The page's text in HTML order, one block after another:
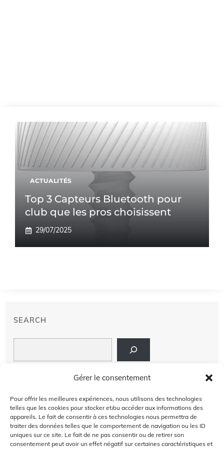
Gérer le consentement
Pour offrir les meilleures expériences, nous utilisons des technologies
telles que les cookies pour stocker et/ou accéder aux informations des
appareils. Le fait de consentir à ces technologies nous permettra de
traiter des données telles que le comportement de navigation ou les ID
uniques sur ce site. Le fait de ne pas consentir ou de retirer son
consentement peut avoir un effet négatif sur certaines caractéristiques et
ACTUALITÉS
Top 3 Capteurs Bluetooth pour
club que les pros choisissent
29/07/2025
SEARCH
À PROPOS DE NOUS
AVIS DE NON-RESPONSABILITÉ